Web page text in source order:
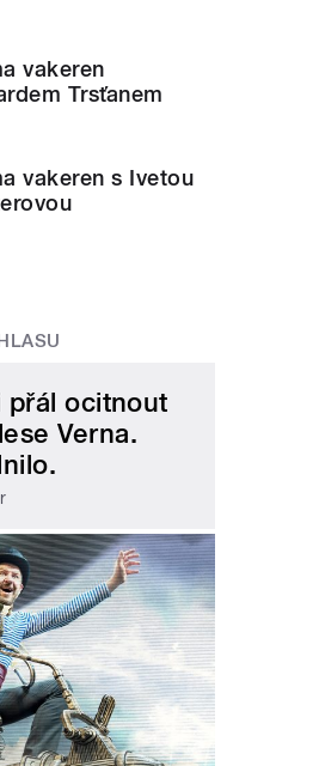
vakeren
Trsťanem
vakeren s Ivetou
přál ocitnout
Verna.